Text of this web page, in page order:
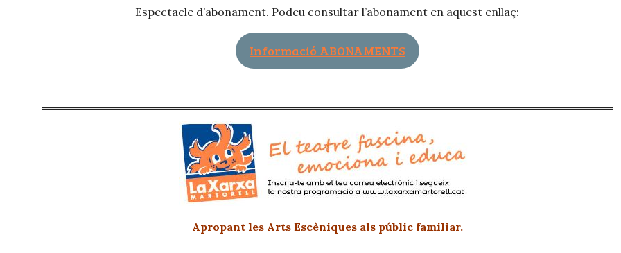
Espectacle d’abonament. Podeu consultar l’abonament en aquest enllaç:
Informació ABONAMENTS
Apropant les Arts Escèniques als públic familiar.